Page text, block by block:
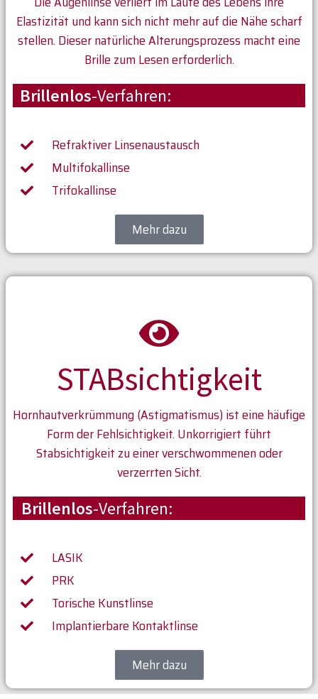
Elastizität und kann sich nicht mehr auf die Nähe scharf
stellen. Dieser natürliche Alterungsprozess macht eine
Brille zum Lesen erforderlich.
Brillenlos-Verfahren:
Refraktiver Linsenaustausch
Multifokallinse
Trifokallinse
Mehr dazu
STABsichtigkeit
Hornhautverkrümmung (Astigmatismus) ist eine häufige
Form der Fehlsichtigkeit. Unkorrigiert führt
Stabsichtigkeit zu einer verschwommenen oder
verzerrten Sicht.
Brillenlos-Verfahren:
LASIK
PRK
Torische Kunstlinse
Implantierbare Kontaktlinse
Mehr dazu